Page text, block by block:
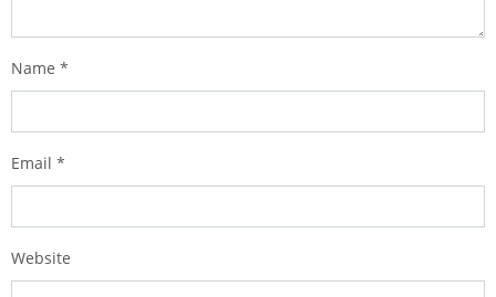
Name *
Email *
Website